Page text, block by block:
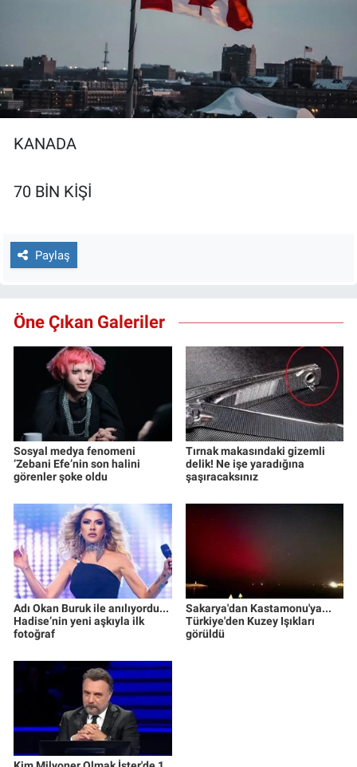
KANADA
70 BİN KİŞİ
Paylaş
Öne Çıkan Galeriler
Sosyal medya fenomeni
‘Zebani Efe’nin son halini
görenler şoke oldu
Tırnak makasındaki gizemli
delik! Ne işe yaradığına
şaşıracaksınız
Adı Okan Buruk ile anılıyordu...
Hadise’nin yeni aşkıyla ilk
fotoğraf
Sakarya'dan Kastamonu'ya...
Türkiye'den Kuzey Işıkları
görüldü